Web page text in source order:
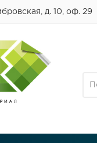
д. 10, оф. 29